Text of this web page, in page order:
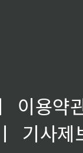
ㅣ
이용약
ㅣ
기사제